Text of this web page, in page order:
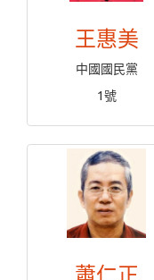
王惠美
中國國民黨
1號
蕭仁正